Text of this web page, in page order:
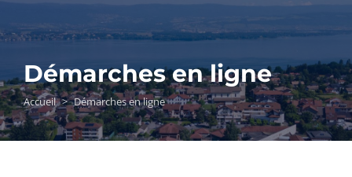
Démarches en ligne
Accueil > Démarches en ligne